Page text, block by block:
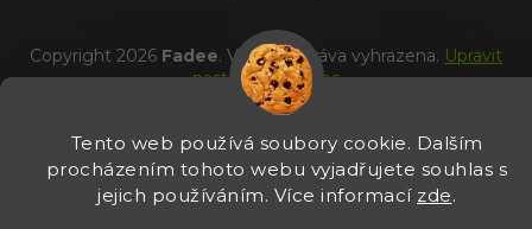
Tento web používá soubory cookie. Dalším
procházením tohoto webu vyjadřujete souhlas s
jejich používáním. Více informací zde.
Copyright 2026 Fadee. Všechna práva vyhrazena. Upravit
nastavení cookies